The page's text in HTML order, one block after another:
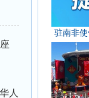
人
驻南非